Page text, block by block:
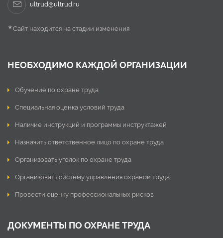
ultrud@ultrud.ru
*Сайт находится на стадии изменения
НЕОБХОДИМО КАЖДОЙ ОРГАНИЗАЦИИ
Обучение по охране труда
Специальная оценка условий труда
Наличие инструкций и программы инструктажей
Назначить ответственное лицо по охране труда
Организовать уголок по охране труда
Организовать систему управления охраной труда
Провести оценку профессиональных рисков
ДОКУМЕНТЫ ПО ОХРАНЕ ТРУДА